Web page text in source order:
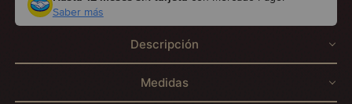
Saber más
Descripción
Medidas